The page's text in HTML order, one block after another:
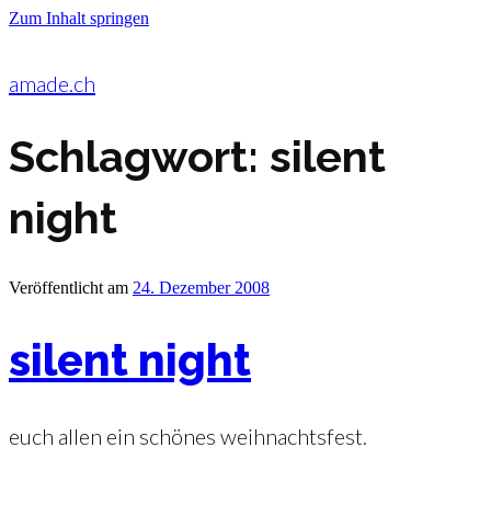
Zum Inhalt springen
amade.ch
Schlagwort: silent
night
Veröffentlicht am 24. Dezember 2008
silent night
euch allen ein schönes weihnachtsfest.